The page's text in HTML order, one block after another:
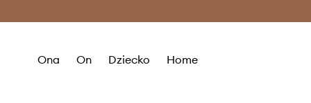
Ona On Dziecko Home